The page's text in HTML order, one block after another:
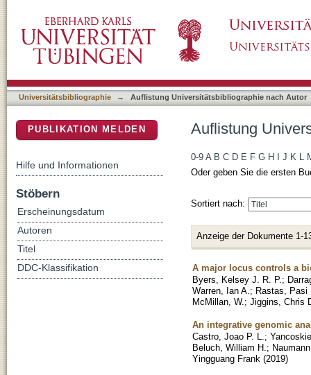
Universitätsbibliographie → Auflistung Universitätsbibliographie nach Autor
Auflistung
0-9 A B C D E F G H J K L
Oder geben Sie die ersten
Sortiert nach:
Anzeige der Dokumente 1-
A major locus controls a
Byers, Kelsey J. R. P. ;
Warren, Ian A. ; Rastas, Pasi
McMillan, W. ; Jiggins, Chris
An integrative genomic
Castro, Joao P. L. ;
Beluch, William H. ;
Yingguang Frank (2019)
PUBLIKATION MELDEN
Hilfe und Informationen
Stöbern
Erscheinungsdatum
Autoren
Titel
DDC-Klassifikation